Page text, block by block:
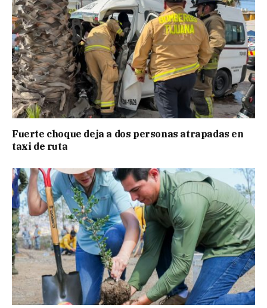
Fuerte choque deja a dos personas atrapadas en
taxi de ruta